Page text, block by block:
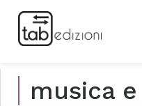
musica